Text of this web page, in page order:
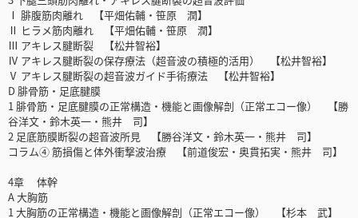
Ⅰ 腓腹筋肉離れ 【平畑佑輔・笹原 潤】
Ⅱ ヒラメ筋肉離れ 【平畑佑輔・笹原 潤】
Ⅲ アキレス腱断裂 【松井智裕】
Ⅳ アキレス腱断裂の保存療法（超音波の積極的活用） 【松井智裕】
Ⅴ アキレス腱断裂の超音波ガイド手術療法 【松井智裕】
D 腓骨筋・足底腱膜
1 腓骨筋・足底腱膜の正常構造・機能と画像解剖（正常エコー像） 【勝
谷洋文・鈴木英一・熊井 司】
2 足底筋膜断裂の超音波所見 【勝谷洋文・鈴木英一・熊井 司】
コラム④ 筋損傷と体外衝撃波治療 【前道俊宏・奥貫拓実・熊井 司】
4章 体幹
A 大胸筋
1 大胸筋の正常構造・機能と画像解剖（正常エコー像） 【杉本 武】